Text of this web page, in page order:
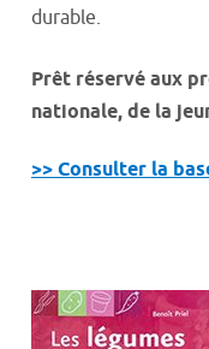
durable.
Prêt réservé aux
nationale, de la
>> Consulter la